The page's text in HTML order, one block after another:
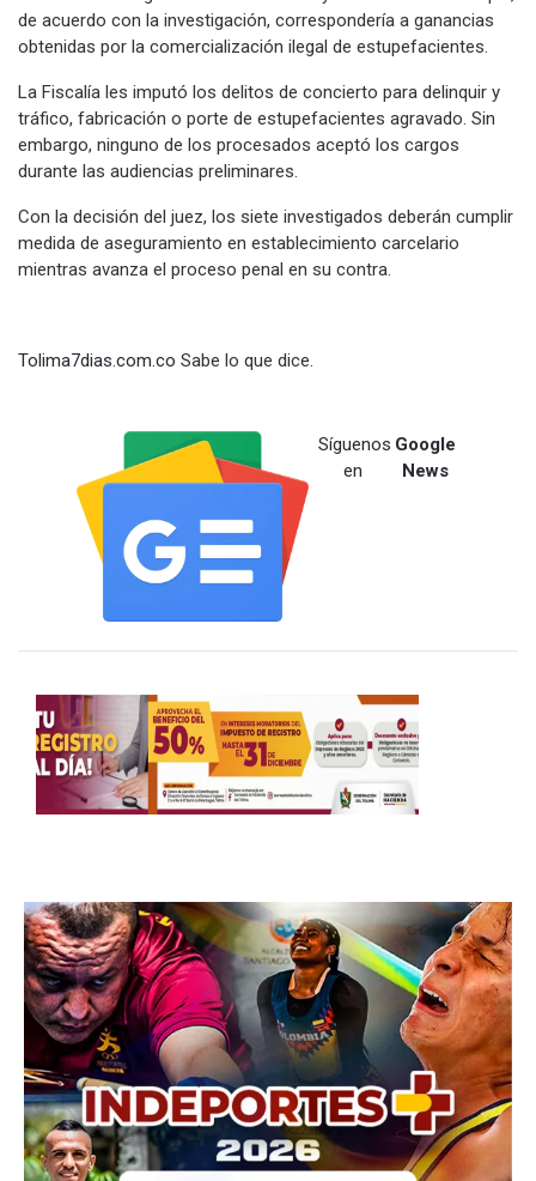
de acuerdo con la investigación, correspondería a ganancias
obtenidas por la comercialización ilegal de estupefacientes.
La Fiscalía les imputó los delitos de concierto para delinquir y
tráfico, fabricación o porte de estupefacientes agravado. Sin
embargo, ninguno de los procesados aceptó los cargos
durante las audiencias preliminares.
Con la decisión del juez, los siete investigados deberán cumplir
medida de aseguramiento en establecimiento carcelario
mientras avanza el proceso penal en su contra.
Tolima7dias.com.co Sabe lo que dice.
Síguenos
en
Google
News